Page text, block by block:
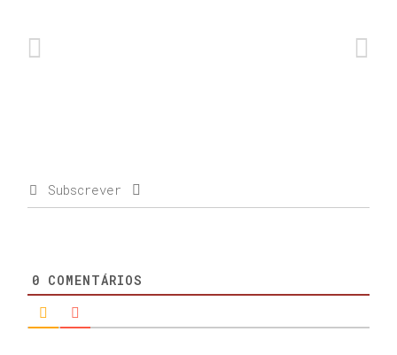
Subscrever
0 COMENTÁRIOS